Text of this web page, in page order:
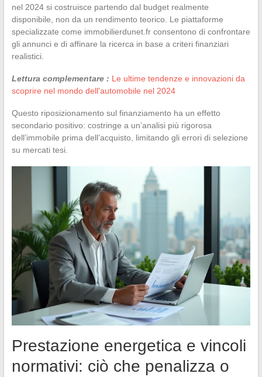
nel 2024 si costruisce partendo dal budget realmente
disponibile, non da un rendimento teorico. Le piattaforme
specializzate come immobilierdunet.fr consentono di confrontare
gli annunci e di affinare la ricerca in base a criteri finanziari
realistici.
Lettura complementare : Le ultime tendenze e innovazioni da
scoprire nel mondo dell'automobile nel 2024
Questo riposizionamento sul finanziamento ha un effetto
secondario positivo: costringe a un’analisi più rigorosa
dell’immobile prima dell’acquisto, limitando gli errori di selezione
su mercati tesi.
Prestazione energetica e vincoli
normativi: ciò che penalizza o